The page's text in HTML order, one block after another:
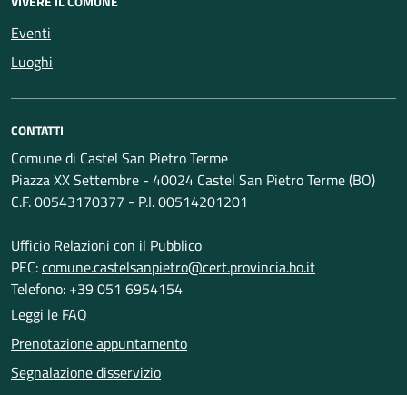
Eventi
Luoghi
CONTATTI
Comune di Castel San Pietro Terme
Piazza XX Settembre - 40024 Castel San Pietro Terme (BO)
C.F. 00543170377 - P.I. 00514201201
Ufficio Relazioni con il Pubblico
PEC:comune.castelsanpietro@cert.provincia.bo.it
Telefono: +39 051 6954154
Leggi le FAQ
Prenotazione appuntamento
Segnalazione disservizio